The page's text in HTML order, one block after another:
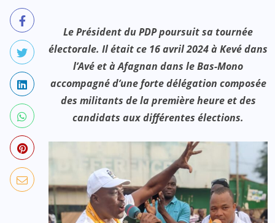
Le Président du PDP poursuit sa tournée
électorale. Il était ce 16 avril 2024 à Kevé dans
l’Avé et à Afagnan dans le Bas-Mono
accompagné d’une forte délégation composée
des militants de la première heure et des
candidats aux différentes élections.